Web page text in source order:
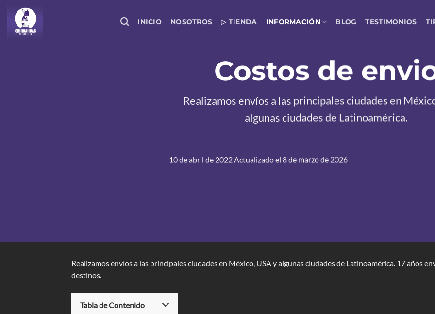
contenido
INICIO NOSOTROS ▷ TIENDA INFORMACIÓN BLOG TESTIMONIOS
Costos de
Realizamos envíos a las principales ciudades en
algunas ciudades de Latinoamérica.
10 de abril de 2022 Actualizado el 8 de marzo de 2026
Realizamos envíos a las principales ciudades en México, USA y algunas ciudades de Latinoamérica. 17 años
destinos.
Tabla de Contenido